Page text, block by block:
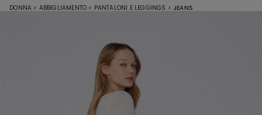
DONNA > ABBIGLIAMENTO > PANTALONI E LEGGINGS > JEANS